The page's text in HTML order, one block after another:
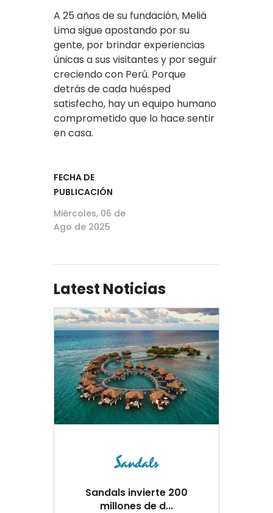
A 25 años de su fundación, Meliá
Lima sigue apostando por su
gente, por brindar experiencias
únicas a sus visitantes y por seguir
creciendo con Perú. Porque
detrás de cada huésped
satisfecho, hay un equipo humano
comprometido que lo hace sentir
en casa.
FECHA DE
PUBLICACIÓN
Miércoles, 06 de
Ago de 2025
Latest Noticias
Sandals invierte 200
millones de d...